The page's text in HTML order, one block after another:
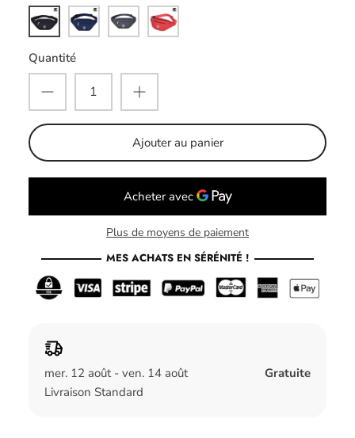
Noir
Bleu Gris Rouge
Quantité
Ajouter au panier
Plus de moyens de paiement
MES ACHATS EN SÉRÉNITÉ !
mer. 12 août - ven. 14 août
Gratuite
Livraison Standard